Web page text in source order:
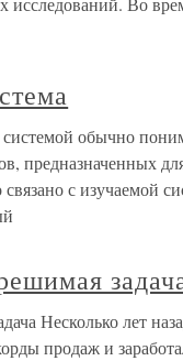
обычно
предназначенных
связано с изучаемой
Несколько лет
продаж и